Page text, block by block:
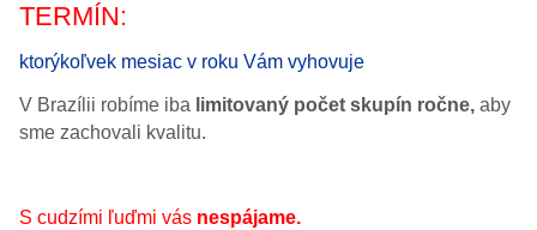
TERMÍN:
ktorýkoľvek mesiac v roku Vám vyhovuje
V Brazílii robíme iba limitovaný počet skupín ročne, aby
sme zachovali kvalitu.
S cudzími ľuďmi vás nespájame.